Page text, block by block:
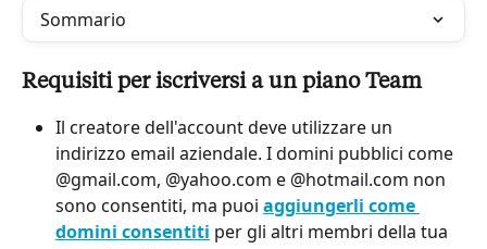
Sommario
Requisiti per iscriversi a un piano Team
Il creatore dell'account deve utilizzare un
indirizzo email aziendale. I domini pubblici come
@gmail.com, @yahoo.com e @hotmail.com non
sono consentiti, ma puoi aggiungerli come
domini consentiti per gli altri membri della tua